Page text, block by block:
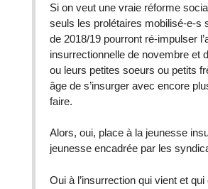
Si on veut une vraie réforme
seuls les prolétaires mobilisé-e-s
de 2018/19 pourront ré-impulser
insurrectionnelle de novembre et
ou leurs petites soeurs ou petits
âge de s’insurger avec encore
faire.
Alors, oui, place à la jeunesse
jeunesse encadrée par les
Oui à l’insurrection qui vient et